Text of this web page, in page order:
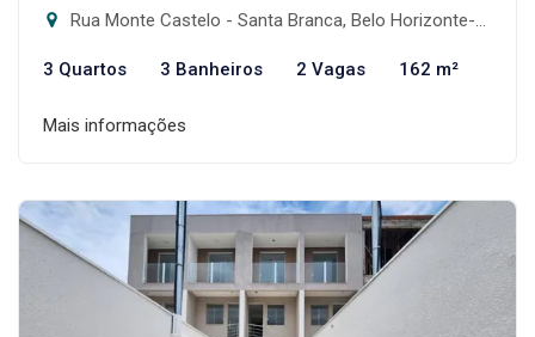
Rua Monte Castelo - Santa Branca, Belo Horizonte-MG
3 Quartos 3 Banheiros 2 Vagas 162 m²
Mais informações